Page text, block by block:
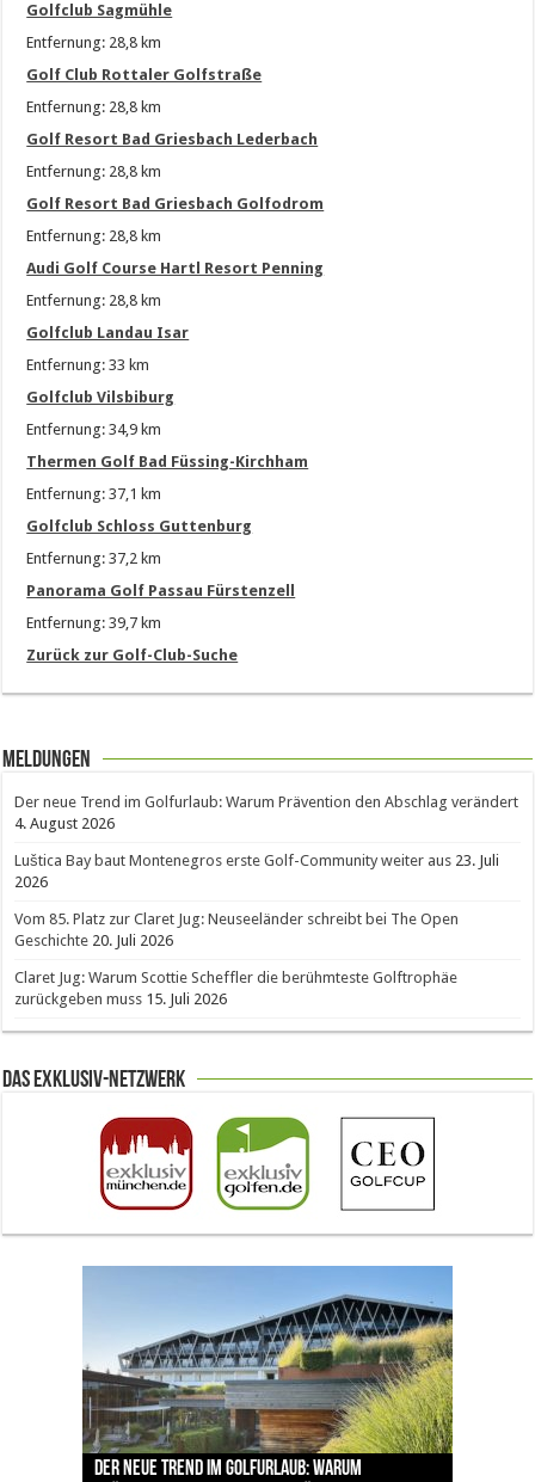
Golfclub Sagmühle
Entfernung: 28,8 km
Golf Club Rottaler Golfstraße
Entfernung: 28,8 km
Golf Resort Bad Griesbach Lederbach
Entfernung: 28,8 km
Golf Resort Bad Griesbach Golfodrom
Entfernung: 28,8 km
Audi Golf Course Hartl Resort Penning
Entfernung: 28,8 km
Golfclub Landau Isar
Entfernung: 33 km
Golfclub Vilsbiburg
Entfernung: 34,9 km
Thermen Golf Bad Füssing-Kirchham
Entfernung: 37,1 km
Golfclub Schloss Guttenburg
Entfernung: 37,2 km
Panorama Golf Passau Fürstenzell
Entfernung: 39,7 km
Zurück zur Golf-Club-Suche
Meldungen
Der neue Trend im Golfurlaub: Warum Prävention den Abschlag verändert
4. August 2026
Luštica Bay baut Montenegros erste Golf-Community weiter aus 23. Juli
2026
Vom 85. Platz zur Claret Jug: Neuseeländer schreibt bei The Open
Geschichte 20. Juli 2026
Claret Jug: Warum Scottie Scheffler die berühmteste Golftrophäe
zurückgeben muss 15. Juli 2026
Das Exklusiv-Netzwerk
Der neue Trend im Golfurlaub: Warum
Luštica Bay baut Montenegros erste Golf-
Vom 85. Platz zur Claret Jug: Neuseeländer
Claret Jug: Warum Scottie Scheffler die
The Open 2026 in Royal Birkdale: Warum der
traditionsreiche Linksplatz zu den größten